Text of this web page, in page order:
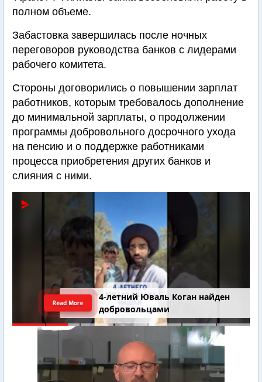
полном объеме.
Забастовка завершилась после ночных
переговоров руководства банков с лидерами
рабочего комитета.
Стороны договорились о повышении зарплат
работников, которым требовалось дополнение
до минимальной зарплаты, о продолжении
программы добровольного досрочного ухода
на пенсию и о поддержке работниками
процесса приобретения других банков и
слияния с ними.
4-летний Юваль Коган найден
добровольцами
Read More